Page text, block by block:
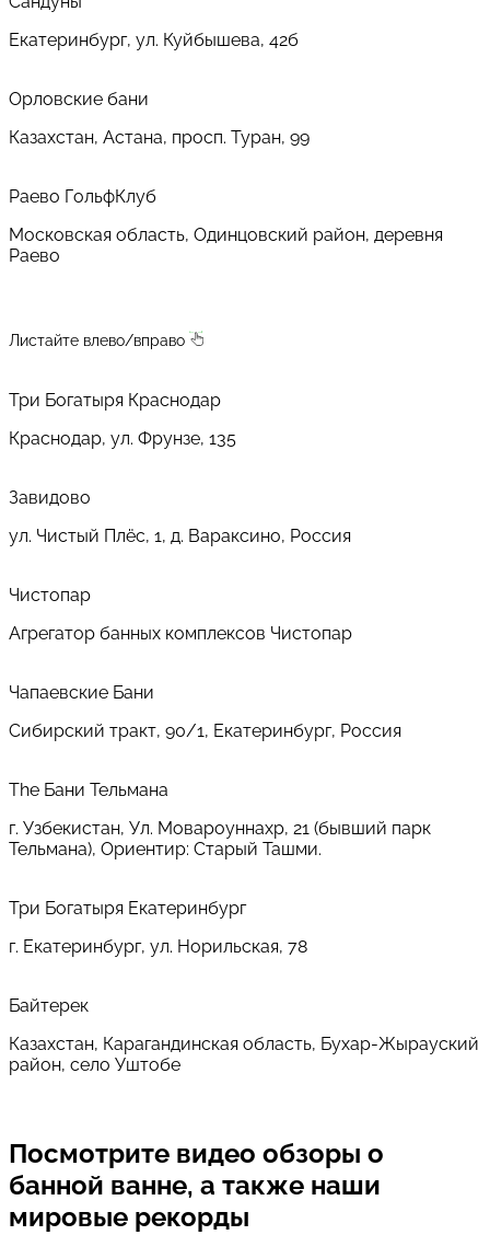
Екатеринбург, ул. Куйбышева, 42б
Орловские бани
Казахстан, Астана, просп. Туран, 99
Раево ГольфКлуб
Московская область, Одинцовский район, деревня
Раево
Листайте влево/вправо
Три Богатыря Краснодар
Краснодар, ул. Фрунзе, 135
Завидово
ул. Чистый Плёс, 1, д. Вараксино, Россия
Чистопар
Агрегатор банных комплексов Чистопар
Чапаевские Бани
Сибирский тракт, 90/1, Екатеринбург, Россия
The Бани Тельмана
г. Узбекистан, Ул. Мовароуннахр, 21 (бывший парк
Тельмана), Ориентир: Старый Ташми.
Три Богатыря Екатеринбург
г. Екатеринбург, ул. Норильская, 78
Байтерек
Казахстан, Карагандинская область, Бухар-Жырауский
район, село Уштобе
Посмотрите видео обзоры о
банной ванне, а также наши
мировые рекорды